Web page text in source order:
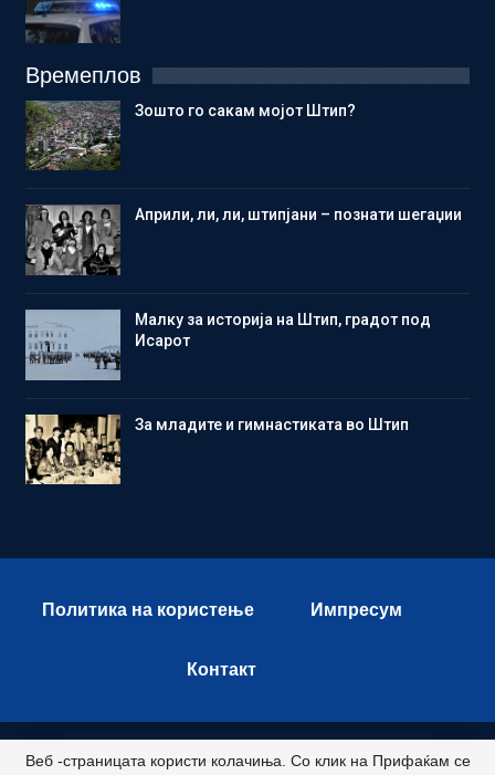
Времеплов
Зошто го сакам мојот Штип?
Aприли, ли, ли, штипјани – познати шегаџии
Малку за историја на Штип, градот под
Исарот
Зa младите и гимнастиката во Штип
Политика на користење Импресум
Контакт
© 2026 - Istok Press. All Rights Reserved.
Веб -страницата користи колачиња. Со клик на Прифаќам се